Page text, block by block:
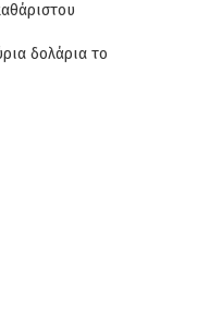
δολάρια το